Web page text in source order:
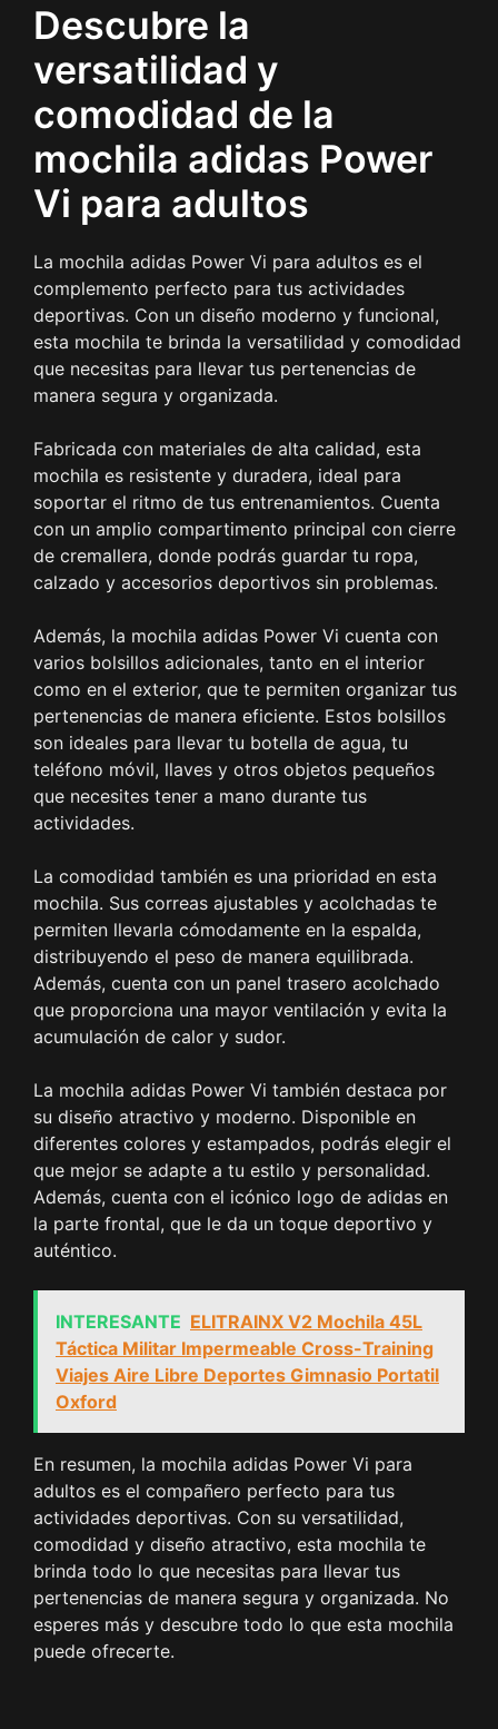
Descubre la
versatilidad y
comodidad de la
mochila adidas Power
Vi para adultos
La mochila adidas Power Vi para adultos es el
complemento perfecto para tus actividades
deportivas. Con un diseño moderno y funcional,
esta mochila te brinda la versatilidad y comodidad
que necesitas para llevar tus pertenencias de
manera segura y organizada.
Fabricada con materiales de alta calidad, esta
mochila es resistente y duradera, ideal para
soportar el ritmo de tus entrenamientos. Cuenta
con un amplio compartimento principal con cierre
de cremallera, donde podrás guardar tu ropa,
calzado y accesorios deportivos sin problemas.
Además, la mochila adidas Power Vi cuenta con
varios bolsillos adicionales, tanto en el interior
como en el exterior, que te permiten organizar tus
pertenencias de manera eficiente. Estos bolsillos
son ideales para llevar tu botella de agua, tu
teléfono móvil, llaves y otros objetos pequeños
que necesites tener a mano durante tus
actividades.
La comodidad también es una prioridad en esta
mochila. Sus correas ajustables y acolchadas te
permiten llevarla cómodamente en la espalda,
distribuyendo el peso de manera equilibrada.
Además, cuenta con un panel trasero acolchado
que proporciona una mayor ventilación y evita la
acumulación de calor y sudor.
La mochila adidas Power Vi también destaca por
su diseño atractivo y moderno. Disponible en
diferentes colores y estampados, podrás elegir el
que mejor se adapte a tu estilo y personalidad.
Además, cuenta con el icónico logo de adidas en
la parte frontal, que le da un toque deportivo y
auténtico.
INTERESANTE ELITRAINX V2 Mochila 45L
Táctica Militar Impermeable Cross-Training
Viajes Aire Libre Deportes Gimnasio Portatil
Oxford
En resumen, la mochila adidas Power Vi para
adultos es el compañero perfecto para tus
actividades deportivas. Con su versatilidad,
comodidad y diseño atractivo, esta mochila te
brinda todo lo que necesitas para llevar tus
pertenencias de manera segura y organizada. No
esperes más y descubre todo lo que esta mochila
puede ofrecerte.